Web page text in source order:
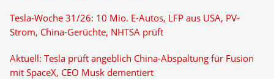
Tesla-Woche 31/26: 10 Mio. E-Autos, LFP aus USA, PV-
Strom, China-Gerüchte, NHTSA prüft
Aktuell: Tesla prüft angeblich China-Abspaltung für Fusion
mit SpaceX, CEO Musk dementiert